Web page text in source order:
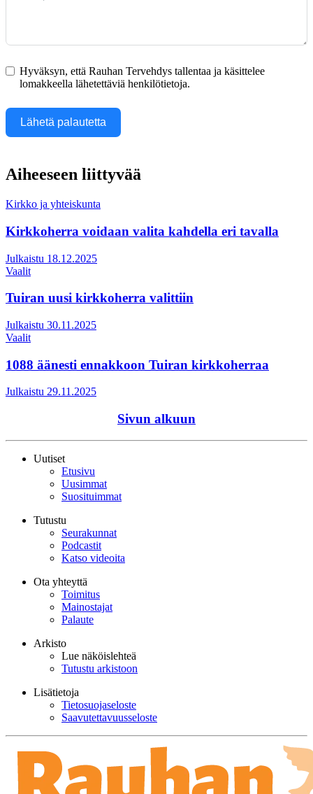
Hyväksyn, että Rauhan Tervehdys tallentaa ja käsittelee
lomakkeella lähetettäviä henkilötietoja.
Lähetä palautetta
Aiheeseen liittyvää
Kirkko ja yhteiskunta
Kirkkoherra voidaan valita kahdella eri tavalla
Julkaistu 18.12.2025
Vaalit
Tuiran uusi kirkkoherra valittiin
Julkaistu 30.11.2025
Vaalit
1088 äänesti ennakkoon Tuiran kirkkoherraa
Julkaistu 29.11.2025
Sivun alkuun
Uutiset
Etusivu
Uusimmat
Suosituimmat
Tutustu
Seurakunnat
Podcastit
Katso videoita
Ota yhteyttä
Toimitus
Mainostajat
Palaute
Arkisto
Lue näköislehteä
Tutustu arkistoon
Lisätietoja
Tietosuojaseloste
Saavutettavuusseloste